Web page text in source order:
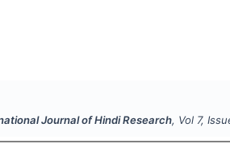
Journal of Hindi Research, Vol 7,